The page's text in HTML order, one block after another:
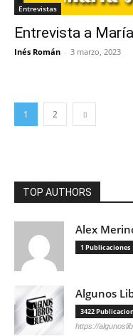
Entrevistas
Entrevista a
Inés Román - 3 marzo, 2023
1 2
TOP AUTHORS
Alex
1 Publicaciones
Algunos
3422
https://